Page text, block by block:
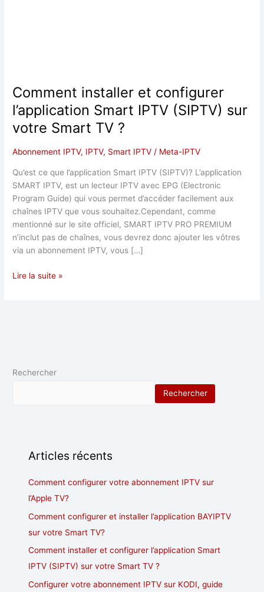
Comment installer et configurer
l’application Smart IPTV (SIPTV) sur
votre Smart TV ?
Abonnement IPTV, IPTV, Smart IPTV / Meta-IPTV
Qu’est ce que l’application Smart IPTV (SIPTV)? L’application
SMART IPTV, est un lecteur IPTV avec EPG (Electronic
Program Guide) qui vous permet d’accéder facilement aux
chaînes IPTV que vous souhaitez.Cependant, comme
mentionné sur le site officiel, SMART IPTV PRO PREMIUM
n’inclut pas de chaînes, vous devrez donc ajouter les vôtres
via un abonnement IPTV, vous […]
Lire la suite »
Rechercher
Rechercher
Articles récents
Comment configurer votre abonnement IPTV sur
l’Apple TV?
Comment configurer et installer l’application BAYIPTV
sur votre Smart TV?
Comment installer et configurer l’application Smart
IPTV (SIPTV) sur votre Smart TV ?
Configurer votre abonnement IPTV sur KODI, guide